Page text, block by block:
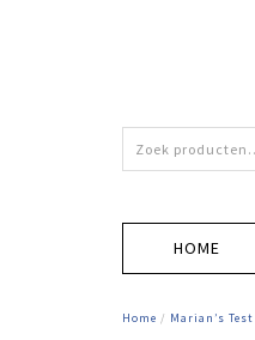
Zoeken
naar:
HOME
Home / Marian’s Test